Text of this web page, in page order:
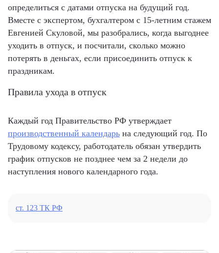
определиться с датами отпуска на будущий год.
Вместе с экспертом, бухгалтером с 15-летним стажем
Евгенией Скуловой, мы разобрались, когда выгоднее
уходить в отпуск, и посчитали, сколько можно
потерять в деньгах, если присоединить отпуск к
праздникам.
Правила ухода в отпуск
Каждый год Правительство РФ утверждает
производственный календарь на следующий год. По
Трудовому кодексу, работодатель обязан утвердить
график отпусков не позднее чем за 2 недели до
наступления нового календарного года.
ст. 123 ТК РФ